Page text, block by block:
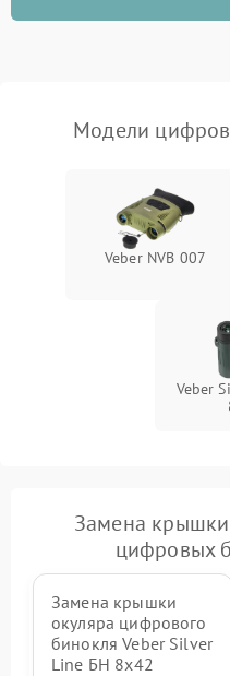
Модели
Veber NVB 007
Veber
Замена крышки
цифровых
Замена крышки
окуляра цифрового
бинокля Veber Silver
Line БН 8x42